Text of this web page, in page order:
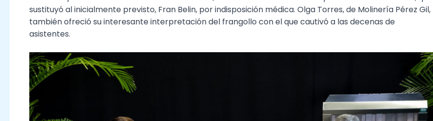
sustituyó al inicialmente previsto, Fran Belin, por indisposición médica. Olga Torres, de Molinería Pérez Gil,
también ofreció su interesante interpretación del frangollo con el que cautivó a las decenas de
asistentes.